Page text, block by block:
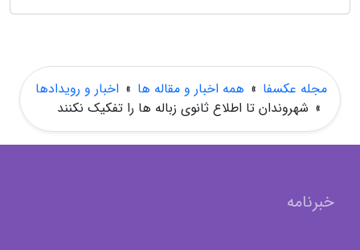
مجله عکسفا » همه اخبار و مقاله ها » اخبار و رویدادها
» شهروندان تا اطلاع ثانوی زباله ها را تفکیک نکنند
خبرنامه